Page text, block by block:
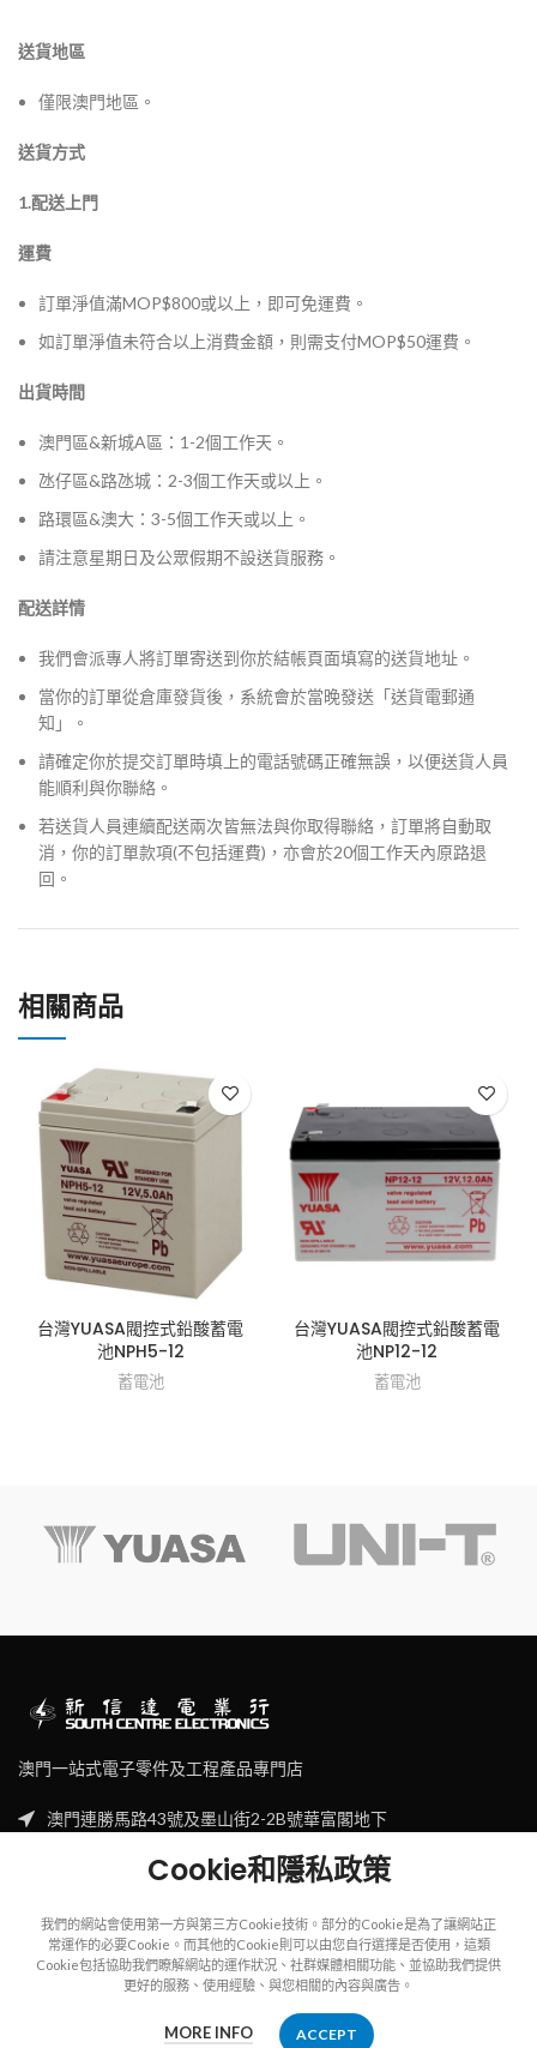
送貨地區
僅限澳門地區。
送貨方式
1.配送上門
運費
訂單淨值滿MOP$800或以上，即可免運費。
如訂單淨值未符合以上消費金額，則需支付MOP$50運費。
出貨時間
澳門區&新城A區：1-2個工作天。
氹仔區&路氹城：2-3個工作天或以上。
路環區&澳大：3-5個工作天或以上。
請注意星期日及公眾假期不設送貨服務。
配送詳情
我們會派專人將訂單寄送到你於結帳頁面填寫的送貨地址。
當你的訂單從倉庫發貨後，系統會於當晚發送「送貨電郵通
知」。
請確定你於提交訂單時填上的電話號碼正確無誤，以便送貨人員
能順利與你聯絡。
若送貨人員連續配送兩次皆無法與你取得聯絡，訂單將自動取
消，你的訂單款項(不包括運費)，亦會於20個工作天內原路退
回。
相關商品
台灣YUASA閥控式鉛酸蓄電
池NPH5-12
蓄電池
台灣YUASA閥控式鉛酸蓄電
池NP12-12
蓄電池
澳門一站式電子零件及工程產品專門店
澳門連勝馬路43號及墨山街2-2B號華富閣地下
2023SOUTH CENTRE ELECTRIONCISAll rights reserved.
Cookie和隱私政策
我們的網站會使用第一方與第三方Cookie技術。部分的Cookie是為了讓網站正
常運作的必要Cookie。而其他的Cookie則可以由您自行選擇是否使用，這類
Cookie包括協助我們瞭解網站的運作狀況、社群媒體相關功能、並協助我們提供
更好的服務、使用經驗、與您相關的內容與廣告。
MORE INFO ACCEPT